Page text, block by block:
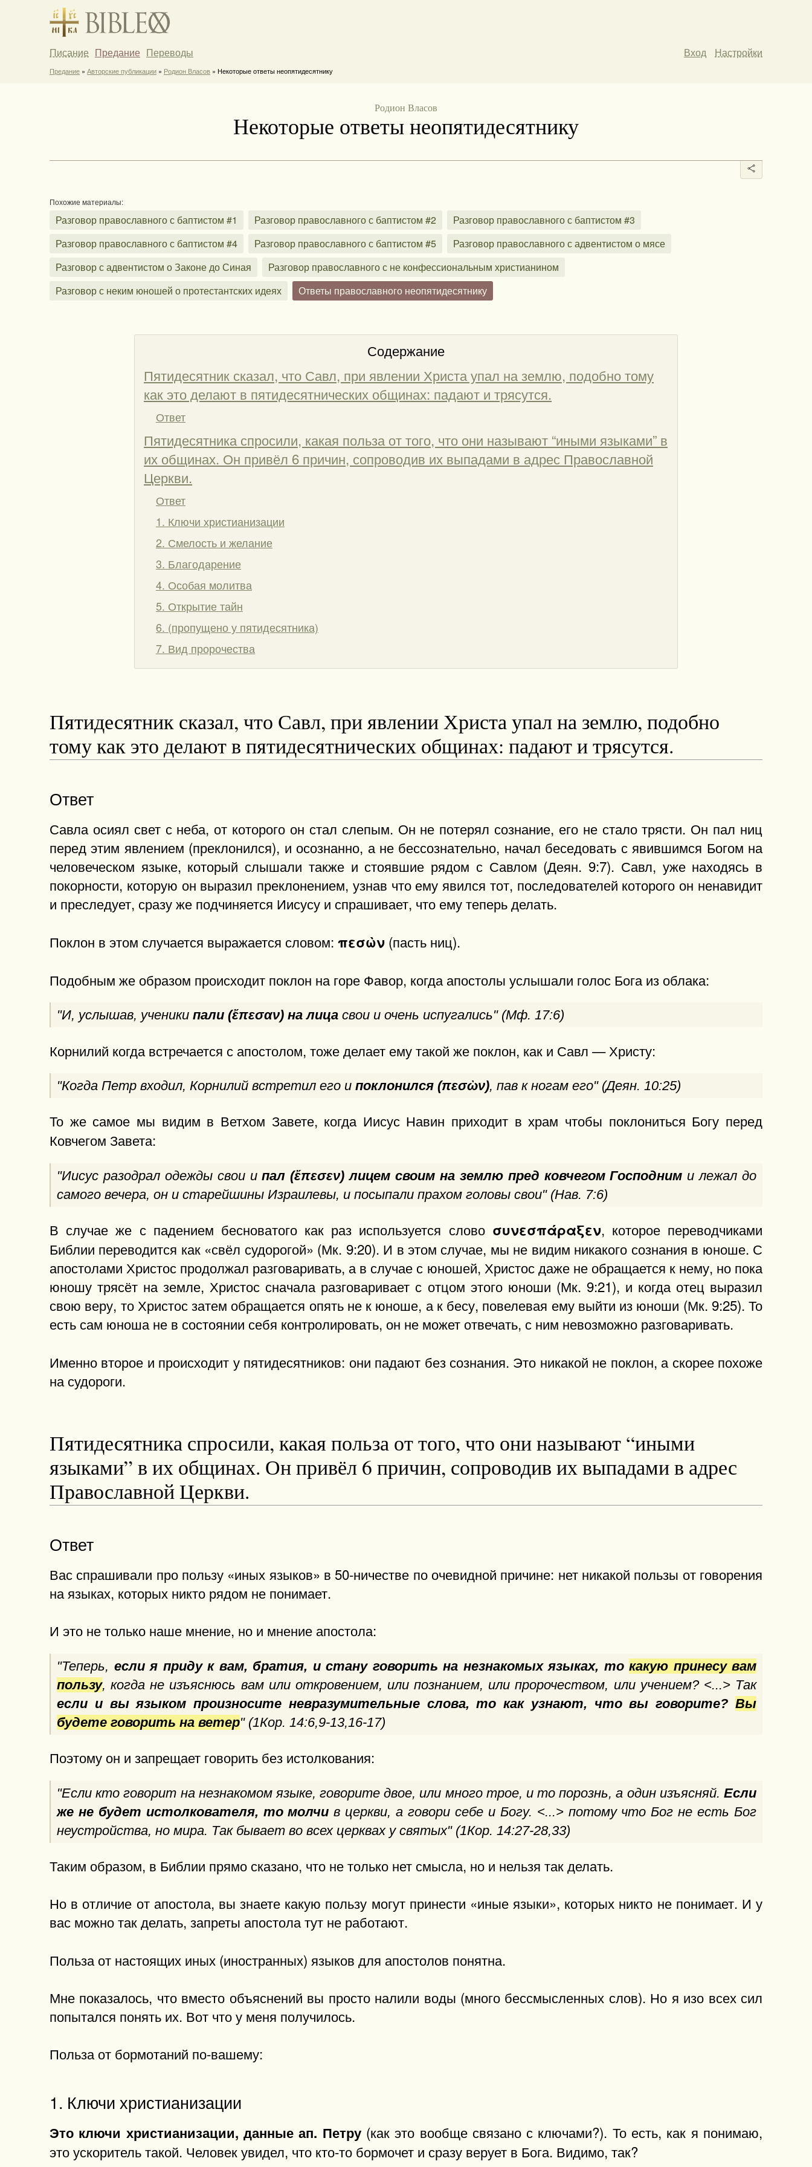
Писание Предание Переводы Вход Настройки
Предание » Авторские публикации » Родион Власов » Некоторые ответы неопятидесятнику
Родион Власов
Некоторые ответы неопятидесятнику
Похожие материалы:
Разговор православного с баптистом #1 Разговор православного с баптистом #2
Разговор православного с баптистом #3
Разговор православного с баптистом #4
Разговор православного с баптистом #5
Разговор православного с адвентистом о мясе
Разговор с адвентистом о Законе до Синая
Разговор православного с не конфессиональным христианином
Разговор с неким юношей о протестантских идеях
Ответы православного неопятидесятнику
Содержание
Пятидесятник сказал, что Савл, при явлении Христа упал на землю, подобно тому
как это делают в пятидесятнических общинах: падают и трясутся.
Ответ
Пятидесятника спросили, какая польза от того, что они называют “иными языками” в
их общинах. Он привёл 6 причин, сопроводив их выпадами в адрес Православной
Церкви.
Ответ
1. Ключи христианизации
2. Смелость и желание
3. Благодарение
4. Особая молитва
5. Открытие тайн
6. (пропущено у пятидесятника)
7. Вид пророчества
Пятидесятник сказал, что Савл, при явлении Христа упал на землю, подобно
тому как это делают в пятидесятнических общинах: падают и трясутся.
Ответ
Савла осиял свет с неба, от которого он стал слепым. Он не потерял сознание, его не стало трясти. Он пал ниц
перед этим явлением (преклонился), и осознанно, а не бессознательно, начал беседовать с явившимся Богом на
человеческом языке, который слышали также и стоявшие рядом с Савлом (Деян. 9:7). Савл, уже находясь в
покорности, которую он выразил преклонением, узнав что ему явился тот, последователей которого он ненавидит
и преследует, сразу же подчиняется Иисусу и спрашивает, что ему теперь делать.
Поклон в этом случается выражается словом: πεσὼν (пасть ниц).
Подобным же образом происходит поклон на горе Фавор, когда апостолы услышали голос Бога из облака:
"И, услышав, ученики пали (ἔπεσαν) на лица свои и очень испугались" (Мф. 17:6)
Корнилий когда встречается с апостолом, тоже делает ему такой же поклон, как и Савл — Христу:
"Когда Петр входил, Корнилий встретил его и поклонился (πεσὼν), пав к ногам его" (Деян. 10:25)
То же самое мы видим в Ветхом Завете, когда Иисус Навин приходит в храм чтобы поклониться Богу перед
Ковчегом Завета:
"Иисус разодрал одежды свои ипал (ἔπεσεν) лицем своим на землю пред ковчегом Господним и лежал до
самого вечера, он и старейшины Израилевы, и посыпали прахом головы свои" (Нав. 7:6)
В случае же с падением бесноватого как раз используется слово συνεσπάραξεν, которое переводчиками
Библии переводится как «свёл судорогой» (Мк. 9:20). И в этом случае, мы не видим никакого сознания в юноше. С
апостолами Христос продолжал разговаривать, а в случае с юношей, Христос даже не обращается к нему, но пока
юношу трясёт на земле, Христос сначала разговаривает с отцом этого юноши (Мк. 9:21), и когда отец выразил
свою веру, то Христос затем обращается опять не к юноше, а к бесу, повелевая ему выйти из юноши (Мк. 9:25). То
есть сам юноша не в состоянии себя контролировать, он не может отвечать, с ним невозможно разговаривать.
Именно второе и происходит у пятидесятников: они падают без сознания. Это никакой не поклон, а скорее похоже
на судороги.
Пятидесятника спросили, какая польза от того, что они называют “иными
языками” в их общинах. Он привёл 6 причин, сопроводив их выпадами в адрес
Православной Церкви.
Ответ
Вас спрашивали про пользу «иных языков» в 50-ничестве по очевидной причине: нет никакой пользы от говорения
на языках, которых никто рядом не понимает.
И это не только наше мнение, но и мнение апостола:
"Теперь, если я приду к вам, братия, и стану говорить на незнакомых языках, то какую принесу вам
пользу, когда не изъяснюсь вам или откровением, или познанием, или пророчеством, или учением? <...> Так
если и вы языком произносите невразумительные слова, то как узнают, что вы говорите? Вы
будете говорить на ветер" (1Кор. 14:6,9-13,16-17)
Поэтому он и запрещает говорить без истолкования:
"Если кто говорит на незнакомом языке, говорите двое, или много трое, и то порознь, а один изъясняй. Если
же не будет истолкователя, то молчи в церкви, а говори себе и Богу. <...> потому что Бог не есть Бог
неустройства, но мира. Так бывает во всех церквах у святых" (1Кор. 14:27-28,33)
Таким образом, в Библии прямо сказано, что не только нет смысла, но и нельзя так делать.
Но в отличие от апостола, вы знаете какую пользу могут принести «иные языки», которых никто не понимает. И у
вас можно так делать, запреты апостола тут не работают.
Польза от настоящих иных (иностранных) языков для апостолов понятна.
Мне показалось, что вместо объяснений вы просто налили воды (много бессмысленных слов). Но я изо всех сил
попытался понять их. Вот что у меня получилось.
Польза от бормотаний по-вашему:
1. Ключи христианизации
Это ключи христианизации, данные ап. Петру(как это вообще связано с ключами?). То есть, как я понимаю,
это ускоритель такой. Человек увидел, что кто-то бормочет и сразу верует в Бога. Видимо, так?